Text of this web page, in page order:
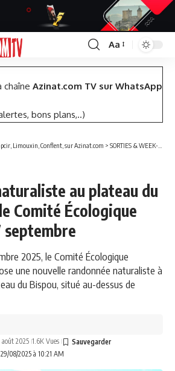
Font
Resizer
Aa
chaîne Azinat.com TV sur WhatsApp
bons plans,..)
Limouxin, Conflent, sur Azinat.com > SORTIES & WEEK-END
au plateau du
Comité Écologique
septembre
2025, le Comité Écologique
une nouvelle randonnée naturaliste à
du Bispou, situé au-dessus de
08/2025 à 10:21 AM
2025 1.6K Vues